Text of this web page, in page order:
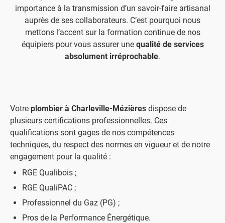
importance à la transmission d’un savoir-faire artisanal
auprès de ses collaborateurs. C’est pourquoi nous
mettons l’accent sur la formation continue de nos
équipiers pour vous assurer une qualité de services
absolument irréprochable.
Votre plombier à Charleville-Mézières dispose de
plusieurs certifications professionnelles. Ces
qualifications sont gages de nos compétences
techniques, du respect des normes en vigueur et de notre
engagement pour la qualité :
RGE Qualibois ;
RGE QualiPAC ;
Professionnel du Gaz (PG) ;
Pros de la Performance Énergétique.